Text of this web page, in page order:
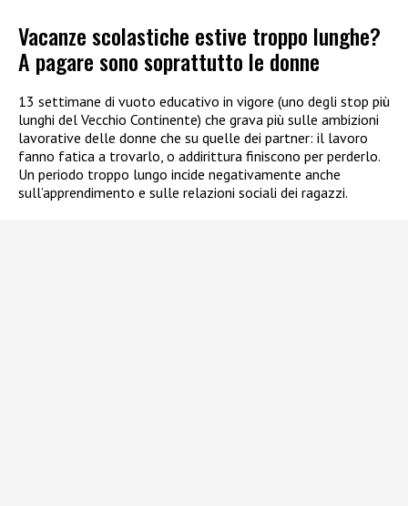
Vacanze scolastiche estive troppo lunghe?
A pagare sono soprattutto le donne
13 settimane di vuoto educativo in vigore (uno degli stop più
lunghi del Vecchio Continente) che grava più sulle ambizioni
lavorative delle donne che su quelle dei partner: il lavoro
fanno fatica a trovarlo, o addirittura finiscono per perderlo.
Un periodo troppo lungo incide negativamente anche
sull’apprendimento e sulle relazioni sociali dei ragazzi.